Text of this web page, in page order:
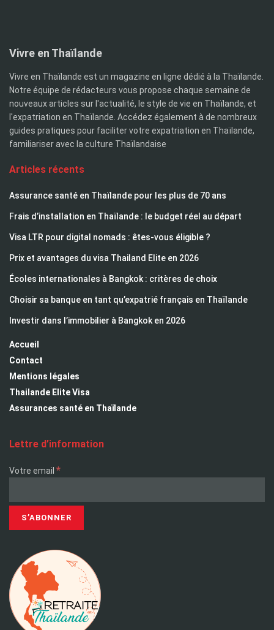
Vivre en Thaïlande
Vivre en Thaïlande est un magazine en ligne dédié à la Thaïlande.
Notre équipe de rédacteurs vous propose chaque semaine de
nouveaux articles sur l'actualité, le style de vie en Thaïlande, et
l'expatriation en Thaïlande. Accédez également à de nombreux
guides pratiques pour faciliter votre expatriation en Thaïlande,
familiariser avec la culture Thaïlandaise
Articles récents
Assurance santé en Thaïlande pour les plus de 70 ans
Frais d’installation en Thaïlande : le budget réel au départ
Visa LTR pour digital nomads : êtes-vous éligible ?
Prix et avantages du visa Thailand Elite en 2026
Écoles internationales à Bangkok : critères de choix
Choisir sa banque en tant qu’expatrié français en Thaïlande
Investir dans l’immobilier à Bangkok en 2026
Accueil
Contact
Mentions légales
Thailande Elite Visa
Assurances santé en Thaïlande
Lettre d’information
Votre email *